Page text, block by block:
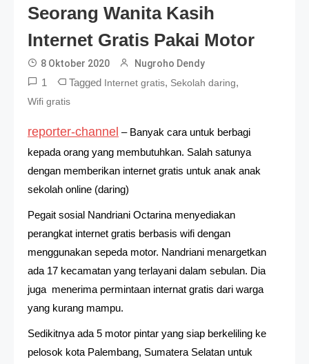
Seorang Wanita Kasih
Internet Gratis Pakai Motor
8 Oktober 2020 Nugroho Dendy
1 Tagged Internet gratis, Sekolah daring,
Wifi gratis
reporter-channel – Banyak cara untuk berbagi
kepada orang yang membutuhkan. Salah satunya
dengan memberikan internet gratis untuk anak anak
sekolah online (daring)
Pegait sosial Nandriani Octarina menyediakan
perangkat internet gratis berbasis wifi dengan
menggunakan sepeda motor. Nandriani menargetkan
ada 17 kecamatan yang terlayani dalam sebulan. Dia
juga menerima permintaan internat gratis dari warga
yang kurang mampu.
Sedikitnya ada 5 motor pintar yang siap berkeliling ke
pelosok kota Palembang, Sumatera Selatan untuk